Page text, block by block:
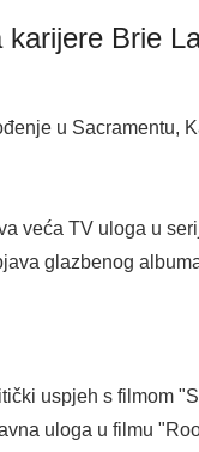
karijere Brie
u Sacramentu,
veća TV uloga u
glazbenog
uspjeh s filmom
uloga u filmu